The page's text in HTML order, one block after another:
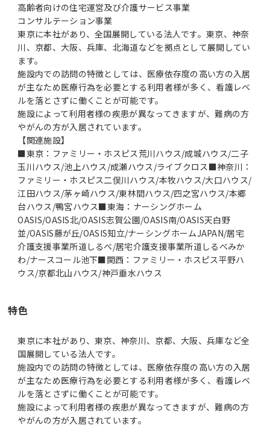
高齢者向けの住宅運営及び介護サービス事業
コンサルテーション事業
東京に本社があり、全国展開している法人です。東京、神奈
川、京都、大阪、兵庫、北海道などを拠点として展開してい
ます。
施設内での訪問の特徴としては、医療依存度の高い方の入居
が主なため医療行為を必要とする利用者様が多く、看護レベ
ルを落とさずに働くことが可能です。
施設によって利用者様の疾患が異なってきますが、難病の方
やがんの方が入居されています。
【関連施設】
■東京：ファミリー・ホスピス荒川ハウス/成城ハウス/二子
玉川ハウス/池上ハウス/成瀬ハウス/ライブクロス■神奈川：
ファミリー・ホスピス二俣川ハウス/本牧ハウス/大口ハウス/
江田ハウス/茅ヶ崎ハウス/東林間ハウス/四之宮ハウス/本郷
台ハウス/鴨宮ハウス■東海：ナーシングホーム
OASIS/OASIS北/OASIS志賀公園/OASIS南/OASIS天白野
並/OASIS藤が丘/OASIS知立/ナーシングホームJAPAN/居宅
介護支援事業所道しるべ/居宅介護支援事業所道しるべみか
わ/ナースコール池下■関西：ファミリー・ホスピス平野ハ
ウス/京都北山ハウス/神戸垂水ハウス
特色
東京に本社があり、東京、神奈川、京都、大阪、兵庫など全
国展開している法人です。
施設内での訪問の特徴としては、医療依存度の高い方の入居
が主なため医療行為を必要とする利用者様が多く、看護レベ
ルを落とさずに働くことが可能です。
施設によって利用者様の疾患が異なってきますが、難病の方